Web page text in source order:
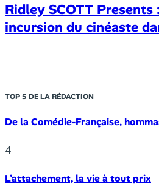
Ridley SCOTT Presents
incursion du cinéaste
TOP 5 DE LA RÉDACTION
De la Comédie-Française,
4
L’attachement, la vie à tout prix